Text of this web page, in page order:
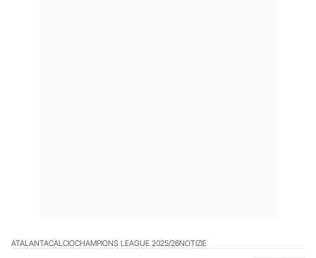
ATALANTACALCIOCHAMPIONS LEAGUE 2025/26NOTIZIE